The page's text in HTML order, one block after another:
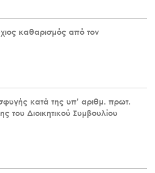
καθαρισμός από τον
κατά της υπ’ αριθμ. πρωτ.
του Διοικητικού Συμβουλίου